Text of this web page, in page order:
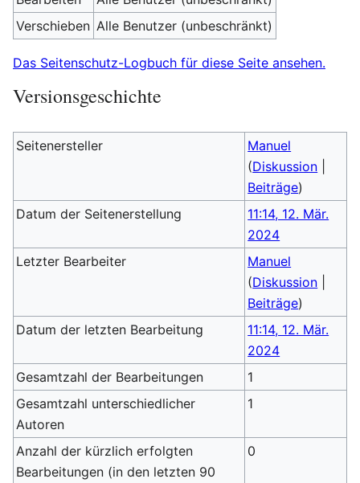
Verschieben Alle Benutzer (unbeschränkt)
Das Seitenschutz-Logbuch für diese Seite ansehen.
Versionsgeschichte
Seitenersteller
Manuel
(Diskussion
Beiträge)
Datum der Seitenerstellung
11:14, 12. Mär.
2024
Letzter Bearbeiter
Manuel
(Diskussion
Beiträge)
Datum der letzten Bearbeitung
11:14, 12. Mär.
2024
Gesamtzahl der Bearbeitungen
1
Gesamtzahl unterschiedlicher
Autoren
1
Anzahl der kürzlich erfolgten
Bearbeitungen (in den letzten 90
0